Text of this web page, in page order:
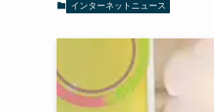
インターネットニュース